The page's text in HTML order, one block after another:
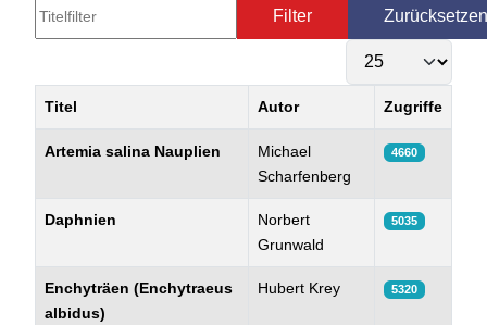
Filter Zurücksetzen
Anzeige #
Titel Autor Zugriffe
Artemia salina Nauplien
Michael
Scharfenberg
4660
Daphnien
Norbert
Grunwald
5035
Enchyträen (Enchytraeus
albidus)
Hubert Krey 5320